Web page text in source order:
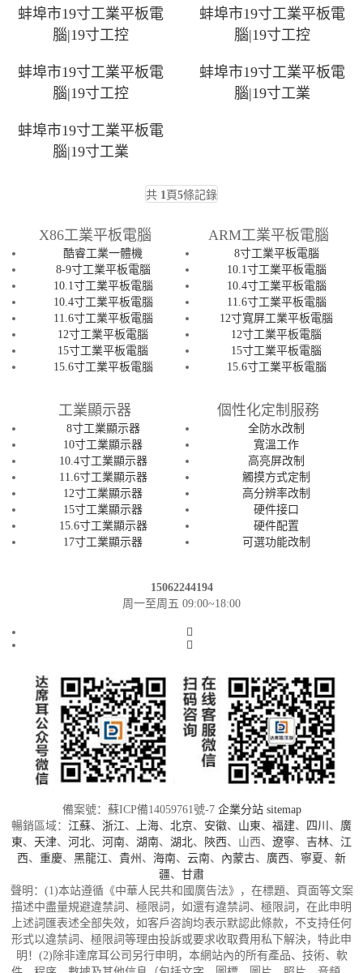
蚌埠市19寸工業平板電
腦|19寸工控
蚌埠市19寸工業平板電
腦|19寸工控
蚌埠市19寸工業平板電
腦|19寸工控
蚌埠市19寸工業平板電
腦|19寸工業
蚌埠市19寸工業平板電
腦|19寸工業
共 1頁5條記錄
X86工業平板電腦
酷睿工業一體機
8-9寸工業平板電腦
10.1寸工業平板電腦
10.4寸工業平板電腦
11.6寸工業平板電腦
12寸工業平板電腦
15寸工業平板電腦
15.6寸工業平板電腦
ARM工業平板電腦
8寸工業平板電腦
10.1寸工業平板電腦
10.4寸工業平板電腦
11.6寸工業平板電腦
12寸寬屏工業平板電腦
12寸工業平板電腦
15寸工業平板電腦
15.6寸工業平板電腦
工業顯示器
8寸工業顯示器
10寸工業顯示器
10.4寸工業顯示器
11.6寸工業顯示器
12寸工業顯示器
15寸工業顯示器
15.6寸工業顯示器
17寸工業顯示器
個性化定制服務
全防水改制
寬溫工作
高亮屏改制
觸摸方式定制
高分辨率改制
硬件接口
硬件配置
可選功能改制
15062244194
周一至周五 09:00~18:00
備案號：蘇ICP備14059761號-7 企業分站 sitemap
暢銷區域： 江蘇、 浙江、 上海、 北京、 安徽、 山東、 福建、 四川 、 廣
東、 天津、 河北、 河南、 湖南、 湖北、 陜西、山西、 遼寧、 吉林、 江
西、 重慶、 黑龍江、 貴州 、 海南、 云南、 內蒙古、 廣西、 寧夏 、 新
疆、 甘肅
聲明：(1)本站遵循《中華人民共和國廣告法》，在標題、頁面等文案
描述中盡量規避違禁詞、極限詞，如還有違禁詞、極限詞，在此申明
上述詞匯表述全部失效，如客戶咨詢均表示默認此條款，不支持任何
形式以違禁詞、極限詞等理由投訴或要求收取費用私下解決，特此申
明！(2)除非達席耳公司另行申明，本網站內的所有產品、技術、軟